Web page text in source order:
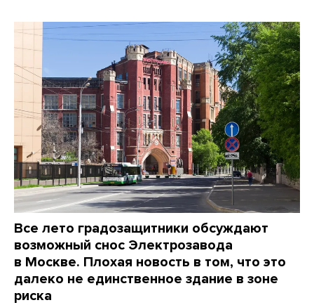
Все лето градозащитники обсуждают
возможный снос Электрозавода
в Москве. Плохая новость в том, что это
далеко не единственное здание в зоне
риска